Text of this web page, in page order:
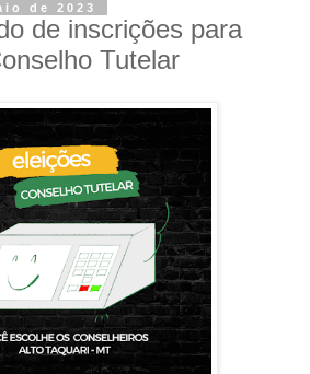
de 2023
de inscrições para
Tutelar